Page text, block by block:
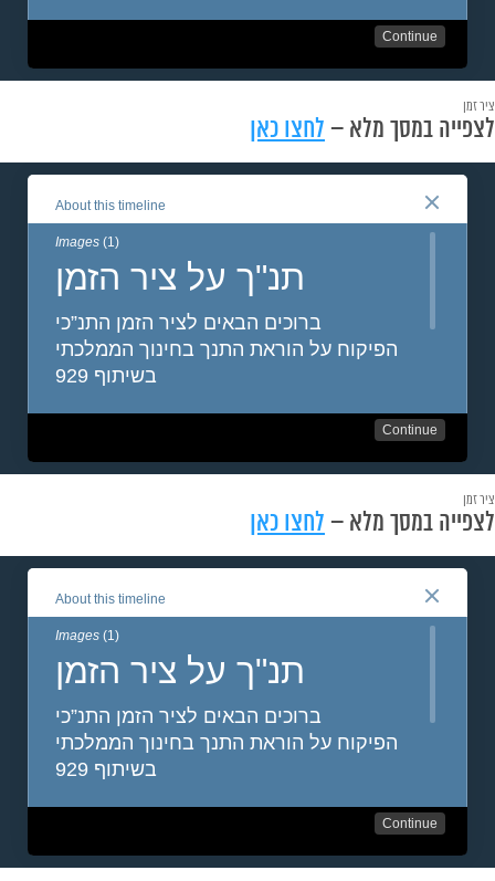
ציר זמן
לצפייה במסך מלא – לחצו כאן
ציר זמן
לצפייה במסך מלא – לחצו כאן